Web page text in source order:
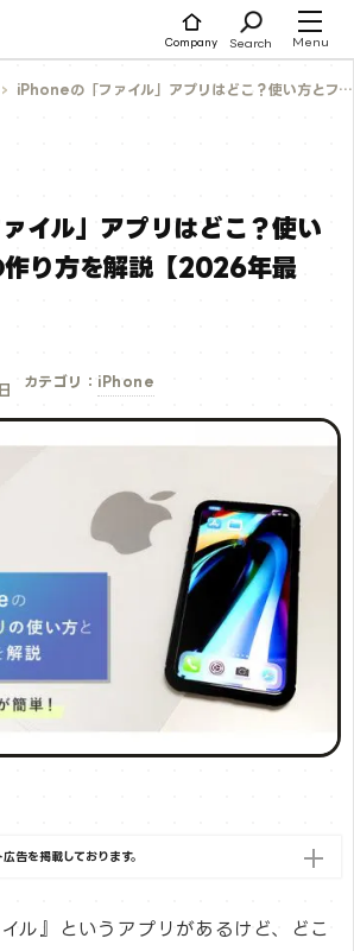
Company Search Menu
iPhoneの「ファイル」アプリはどこ？使い方とフォルダの作り方を解説【2026年最新】
イル」アプリはどこ？使い
作り方を解説【2026年最
カテゴリ： iPhone
告を掲載しております。
ル』というアプリがあるけど、どこ